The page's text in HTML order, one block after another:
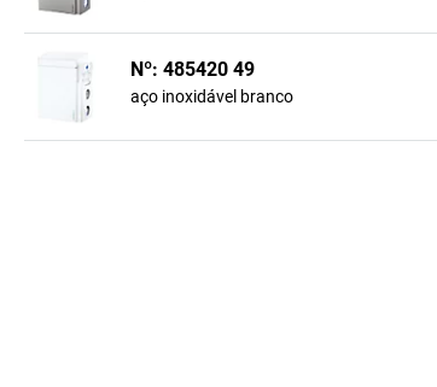
Nº: 485420 49
aço inoxidável branco